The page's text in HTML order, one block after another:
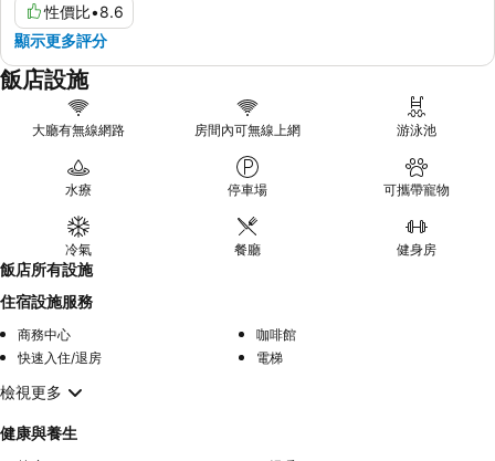
性價比•8.6
顯示更多評分
飯店設施
大廳有無線網路 房間內可無線上網 游泳池
水療 停車場 可攜帶寵物
冷氣 餐廳 健身房
飯店所有設施
住宿設施服務
商務中心
咖啡館
快速入住/退房
電梯
檢視更多
健康與養生